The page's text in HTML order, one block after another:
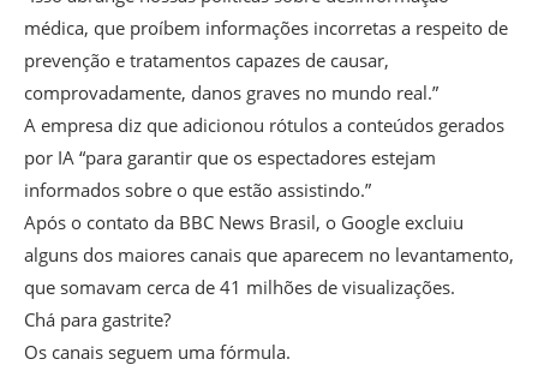
médica, que proíbem informações incorretas a respeito de
prevenção e tratamentos capazes de causar,
comprovadamente, danos graves no mundo real.”
A empresa diz que adicionou rótulos a conteúdos gerados
por IA “para garantir que os espectadores estejam
informados sobre o que estão assistindo.”
Após o contato da BBC News Brasil, o Google excluiu
alguns dos maiores canais que aparecem no levantamento,
que somavam cerca de 41 milhões de visualizações.
Chá para gastrite?
Os canais seguem uma fórmula.